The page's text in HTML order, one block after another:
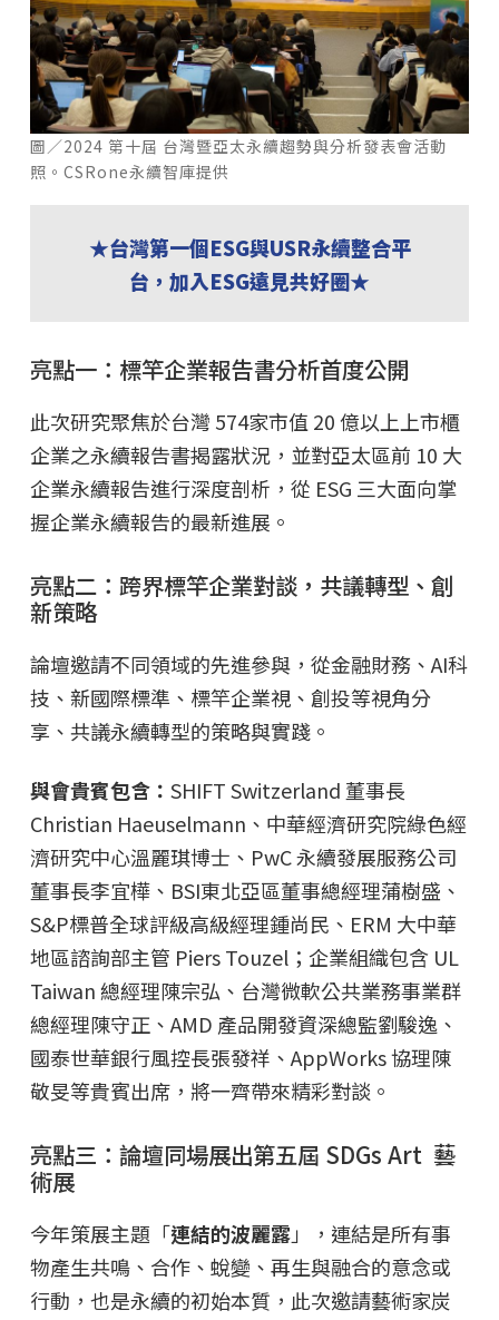
圖／2024 第十屆 台灣暨亞太永續趨勢與分析發表會活動
照。CSRone永續智庫提供
★台灣第一個ESG與USR永續整合平
台，加入ESG遠見共好圈★
亮點一：標竿企業報告書分析首度公開
此次研究聚焦於台灣 574家市值 20 億以上上市櫃
企業之永續報告書揭露狀況，並對亞太區前 10 大
企業永續報告進行深度剖析，從 ESG 三大面向掌
握企業永續報告的最新進展。
亮點二：跨界標竿企業對談，共議轉型、創
新策略
論壇邀請不同領域的先進參與，從金融財務、AI科
技、新國際標準、標竿企業視、創投等視角分
享、共議永續轉型的策略與實踐。
與會貴賓包含： SHIFT Switzerland 董事長
Christian Haeuselmann、中華經濟研究院綠色經
濟研究中心溫麗琪博士、PwC 永續發展服務公司
董事長李宜樺、BSI東北亞區董事總經理蒲樹盛、
S&P標普全球評級高級經理鍾尚民、ERM 大中華
地區諮詢部主管 Piers Touzel；企業組織包含 UL
Taiwan 總經理陳宗弘、台灣微軟公共業務事業群
總經理陳守正、AMD 產品開發資深總監劉駿逸、
國泰世華銀行風控長張發祥、AppWorks 協理陳
敬旻等貴賓出席，將一齊帶來精彩對談。
亮點三：論壇同場展出第五屆 SDGs Art 藝
術展
今年策展主題「連結的波麗露」，連結是所有事
物產生共鳴、合作、蛻變、再生與融合的意念或
行動，也是永續的初始本質，此次邀請藝術家炭